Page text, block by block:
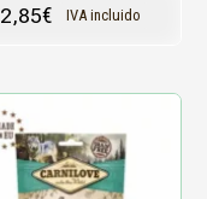
2,85€ IVA incluido